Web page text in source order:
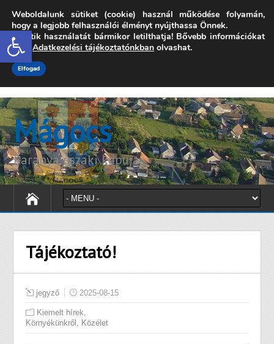
Open toolbar
7342 Mágocs, Szabadság utca 39.
onkormanyzat@magocs.hu +36 (72) 451 110
Elérhetőségek
Mágocs
Baranya északi kapuja
Tájékoztató!
jegyző 2025-08-15
Kiemelt hírek
Környékünkről Közélet
Weboldalunk sütiket (cookie) használ működése folyamán,
hogy a legjobb felhasználói élményt nyújthassa Önnek.
A sütik használatát bármikor letilthatja! Bővebb információkat
erről Adatkezelési tájékoztatónkban olvashat.
Elfogad